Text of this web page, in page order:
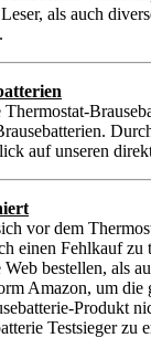
als auch
auf unseren
vor dem
einen Fehlkauf zu
bestellen, als
Amazon, um die
Produkt
Testsieger zu